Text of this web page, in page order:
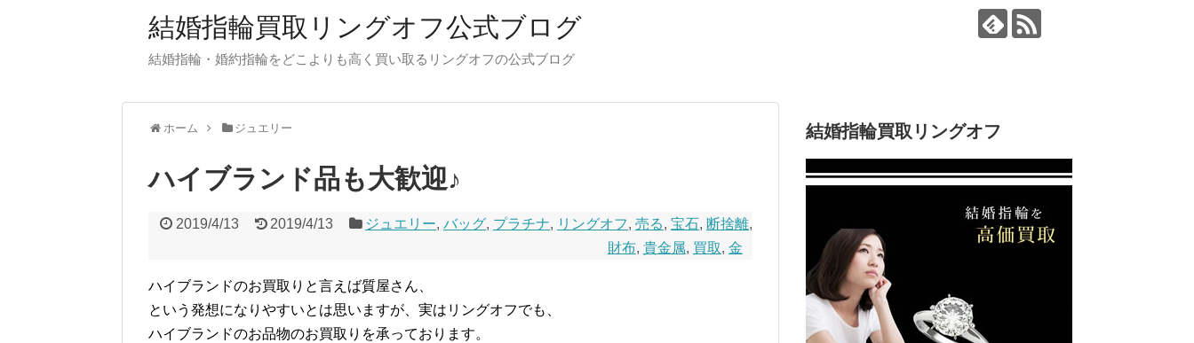
結婚指輪買取リングオフ公式ブログ
結婚指輪・婚約指輪をどこよりも高く買い取るリングオフの公式ブログ
ホーム ジュエリー
ハイブランド品も大歓迎♪
2019/4/13 2019/4/13 ジュエリー, バッグ, プラチナ, リングオフ, 売る, 宝石, 断捨離,
財布, 貴金属, 買取, 金
ハイブランドのお買取りと言えば質屋さん、
という発想になりやすいとは思いますが、実はリングオフでも、
ハイブランドのお品物のお買取りを承っております。
結婚指輪買取リングオフ